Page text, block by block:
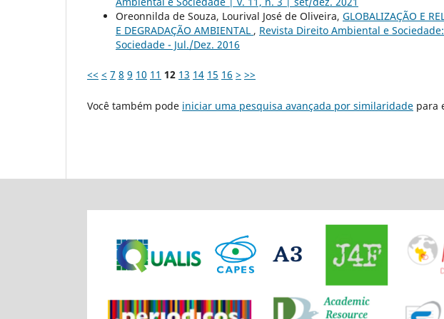
Oreonnilda de Souza, Lourival José de Oliveira, GLOBALIZAÇÃO E
E DEGRADAÇÃO AMBIENTAL , Revista Direito Ambiental e
Sociedade - Jul./Dez. 2016
<< < 7 8 9 10 11 12 13 14 15 16 > >>
Você também pode iniciar uma pesquisa avançada por similaridade para